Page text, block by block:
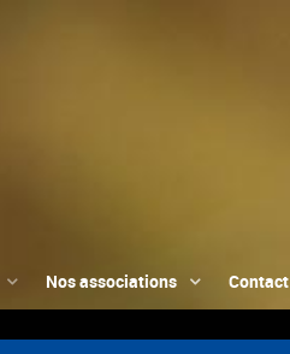
Nos associations Contact